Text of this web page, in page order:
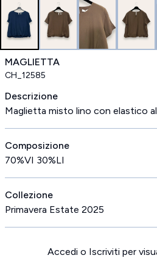
MAGLIETTA
CH_12585
Descrizione
Maglietta misto lino con elastico
Composizione
70%VI 30%LI
Collezione
Primavera Estate 2025
Accedi o Iscriviti per